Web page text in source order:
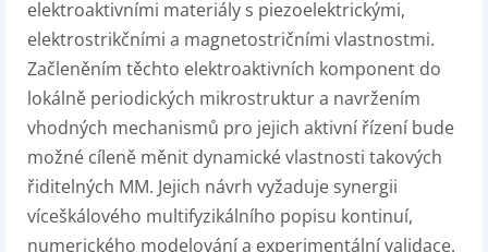
elektroaktivními materiály s piezoelektrickými,
elektrostrikčními a magnetostričními vlastnostmi.
Začleněním těchto elektroaktivních komponent do
lokálně periodických mikrostruktur a navržením
vhodných mechanismů pro jejich aktivní řízení bude
možné cíleně měnit dynamické vlastnosti takových
řiditelných MM. Jejich návrh vyžaduje synergii
víceškálového multifyzikálního popisu kontinuí,
numerického modelování a experimentální validace.